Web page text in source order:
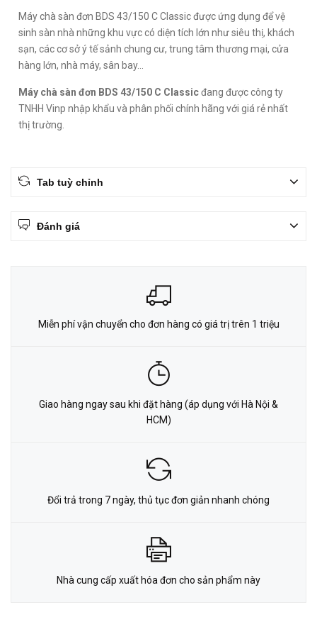
Máy chà sàn đơn BDS 43/150 C Classic được ứng dụng để vệ
sinh sàn nhà những khu vực có diện tích lớn như siêu thị, khách
sạn, các cơ sở ý tế sảnh chung cư, trung tâm thương mại, cửa
hàng lớn, nhà máy, sân bay...
Máy chà sàn đơn BDS 43/150 C Classicđang được công ty
TNHH Vinp nhập khẩu và phân phối chính hãng với giá rẻ nhất
thị trường.
Tab tuỳ chỉnh
Đánh giá
Miễn phí vận chuyển cho đơn hàng có giá trị trên 1 triệu
Giao hàng ngay sau khi đặt hàng (áp dụng với Hà Nội &
HCM)
Đổi trả trong 7 ngày, thủ tục đơn giản nhanh chóng
Nhà cung cấp xuất hóa đơn cho sản phẩm này